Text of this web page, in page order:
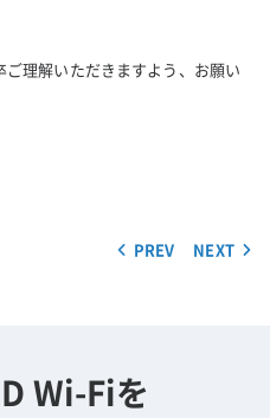
理解いただきますよう、お願い
PREV NEXT
Wi-Fiを